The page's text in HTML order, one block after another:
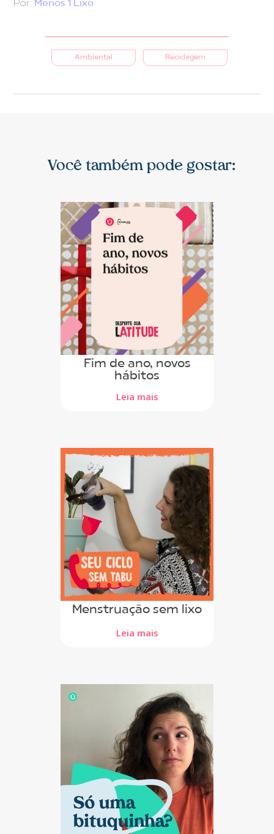
Menos 1 Lixo
Por:
Ambiental Reciclagem
Você também pode gostar:
Fim de ano, novos
hábitos
Leia mais
Menstruação sem lixo
Leia mais